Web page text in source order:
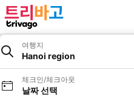
여행지
Hanoi region
체크인/체크아웃
날짜 선택